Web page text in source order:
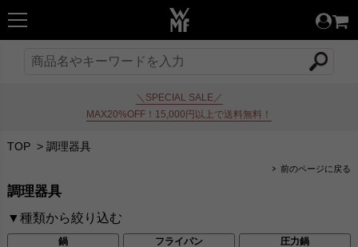
＼SPECIAL SALE／
MAX20%OFF！15,000円以上で送料無料！
TOP > 調理器具
前のページに戻る
調理器具
▼種類から絞り込む
鍋 フライパン 圧力鍋